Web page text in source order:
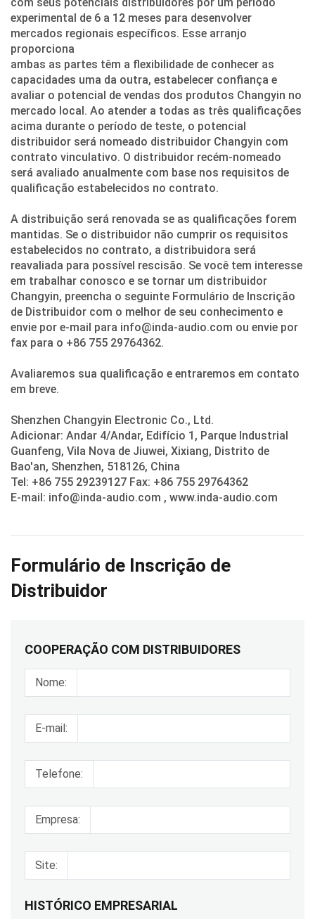
experimental de 6 a 12 meses para desenvolver
mercados regionais específicos. Esse arranjo
proporciona
ambas as partes têm a flexibilidade de conhecer as
capacidades uma da outra, estabelecer confiança e
avaliar o potencial de vendas dos produtos Changyin no
mercado local. Ao atender a todas as três qualificações
acima durante o período de teste, o potencial
distribuidor será nomeado distribuidor Changyin com
contrato vinculativo. O distribuidor recém-nomeado
será avaliado anualmente com base nos requisitos de
qualificação estabelecidos no contrato.
A distribuição será renovada se as qualificações forem
mantidas. Se o distribuidor não cumprir os requisitos
estabelecidos no contrato, a distribuidora será
reavaliada para possível rescisão. Se você tem interesse
em trabalhar conosco e se tornar um distribuidor
Changyin, preencha o seguinte Formulário de Inscrição
de Distribuidor com o melhor de seu conhecimento e
envie por e-mail para info@inda-audio.com ou envie por
fax para o +86 755 29764362.
Avaliaremos sua qualificação e entraremos em contato
em breve.
Shenzhen Changyin Electronic Co., Ltd.
Adicionar: Andar 4/Andar, Edifício 1, Parque Industrial
Guanfeng, Vila Nova de Jiuwei, Xixiang, Distrito de
Bao'an, Shenzhen, 518126, China
Tel: +86 755 29239127 Fax: +86 755 29764362
E-mail: info@inda-audio.com , www.inda-audio.com
Formulário de Inscrição de
Distribuidor
COOPERAÇÃO COM DISTRIBUIDORES
Nome:
E-mail:
Telefone:
Empresa:
Site:
HISTÓRICO EMPRESARIAL